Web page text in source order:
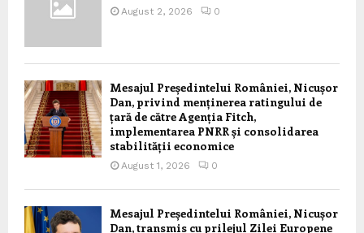
August 2, 2026 0
Mesajul Președintelui României, Nicușor
Dan, privind menținerea ratingului de
țară de către Agenția Fitch,
implementarea PNRR și consolidarea
stabilității economice
August 1, 2026 0
Mesajul Președintelui României, Nicușor
Dan, transmis cu prilejul Zilei Europene